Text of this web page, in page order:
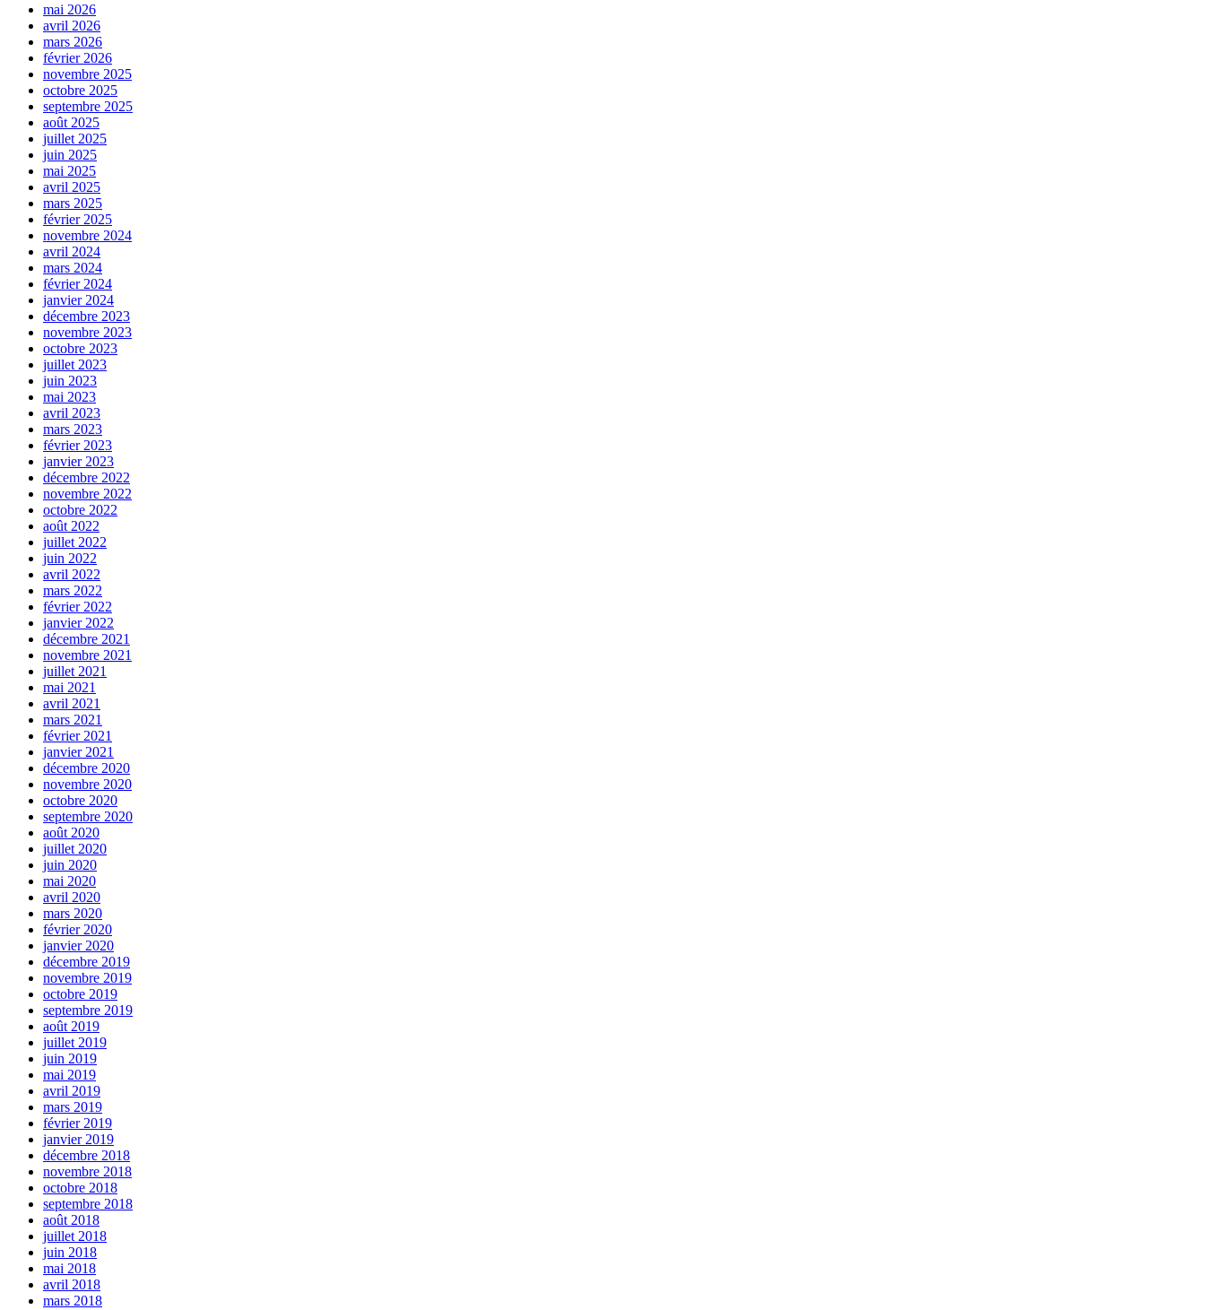
mai 2026
avril 2026
mars 2026
février 2026
novembre 2025
octobre 2025
septembre 2025
août 2025
juillet 2025
juin 2025
mai 2025
avril 2025
mars 2025
février 2025
novembre 2024
avril 2024
mars 2024
février 2024
janvier 2024
décembre 2023
novembre 2023
octobre 2023
juillet 2023
juin 2023
mai 2023
avril 2023
mars 2023
février 2023
janvier 2023
décembre 2022
novembre 2022
octobre 2022
août 2022
juillet 2022
juin 2022
avril 2022
mars 2022
février 2022
janvier 2022
décembre 2021
novembre 2021
juillet 2021
mai 2021
avril 2021
mars 2021
février 2021
janvier 2021
décembre 2020
novembre 2020
octobre 2020
septembre 2020
août 2020
juillet 2020
juin 2020
mai 2020
avril 2020
mars 2020
février 2020
janvier 2020
décembre 2019
novembre 2019
octobre 2019
septembre 2019
août 2019
juillet 2019
juin 2019
mai 2019
avril 2019
mars 2019
février 2019
janvier 2019
décembre 2018
novembre 2018
octobre 2018
septembre 2018
août 2018
juillet 2018
juin 2018
mai 2018
avril 2018
mars 2018